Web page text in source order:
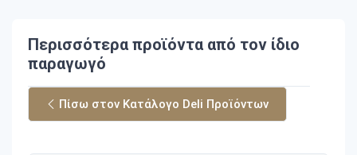
Περισσότερα προϊόντα από τον ίδιο
παραγωγό
Πίσω στον Κατάλογο Deli Προϊόντων